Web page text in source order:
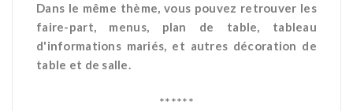
Dans le même thème, vous pouvez retrouver les
faire-part, menus, plan de table, tableau
d'informations mariés, et autres décoration de
table et de salle.
******